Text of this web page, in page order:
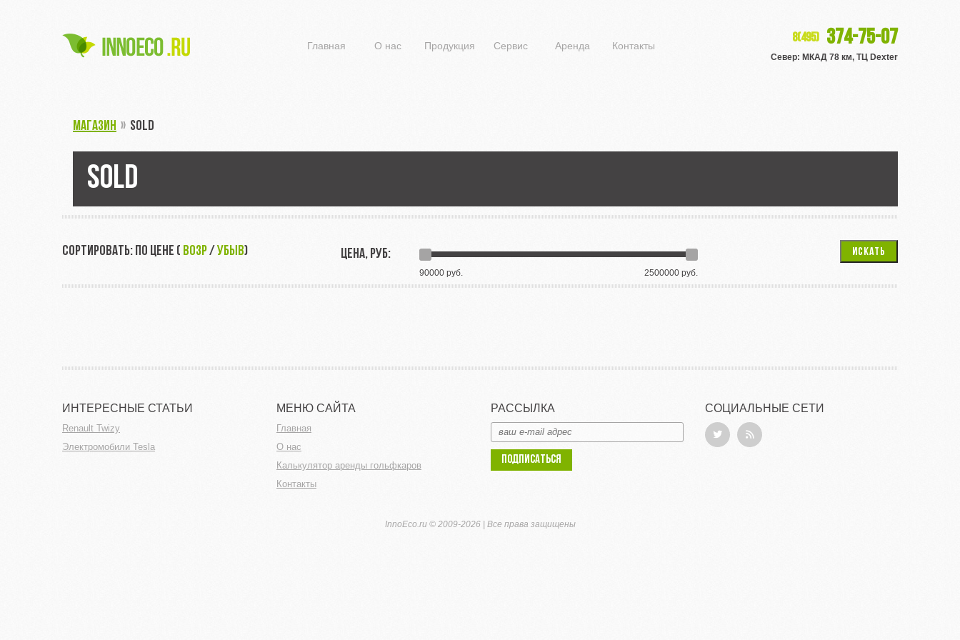
Главная О нас Продукция Сервис Аренда Контакты
8(495) 374-75-07
Север: МКАД 78 км, ТЦ Dexter
МАГАЗИН » SOLD
SOLD
СОРТИРОВАТЬ: ПО ЦЕНЕ ( ВОЗР/ УБЫВ) ЦЕНА, РУБ:
90000 руб. 2500000 руб.
ИСКАТЬ
ИНТЕРЕСНЫЕ СТАТЬИ
Renault Twizy
Электромобили Tesla
МЕНЮ САЙТА
Главная
О нас
Калькулятор аренды гольфкаров
Контакты
РАССЫЛКА
ПОДПИСАТЬСЯ
СОЦИАЛЬНЫЕ СЕТИ
InnoEco.ru © 2009-2026 | Все права защищены